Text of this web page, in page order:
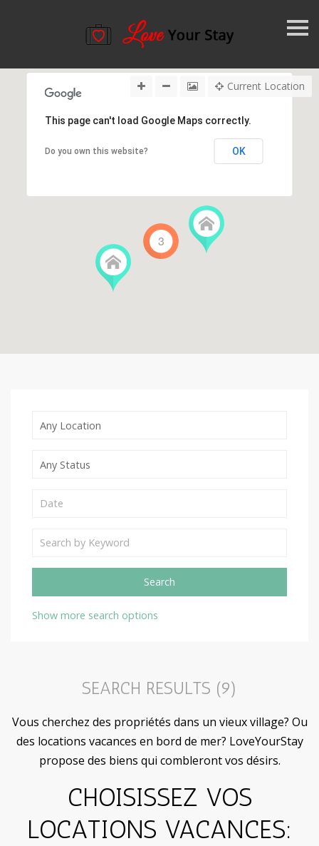
k
i
o
3
This page can't load Google Maps correctly.
Do you own this website? OK
Current Location
Show more search options
FEATURES:
Bath Tub
Bicycles
Children Welcome
SEARCH RESULTS (9)
Vous cherchez des propriétés dans un vieux village? Ou
des locations vacances en bord de mer? LoveYourStay
propose des biens qui combleront vos désirs.
CHOISISSEZ VOS
LOCATIONS VACANCES: